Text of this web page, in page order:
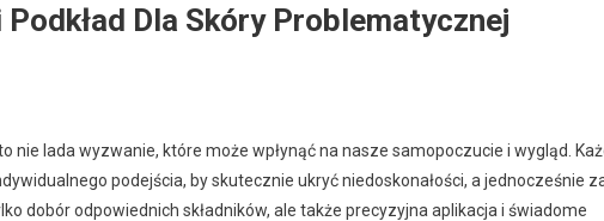
Dla Skóry Problematycznej
nie lada wyzwanie, które może wpłynąć na nasze samopoczucie i wygląd.
podejścia, by skutecznie ukryć niedoskonałości, a jednocześnie
dobór odpowiednich składników, ale także precyzyjna aplikacja i świadome